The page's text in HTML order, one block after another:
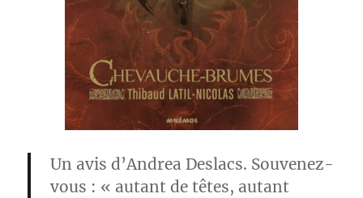
Un avis d’Andrea Deslacs. Souvenez-
vous : « autant de têtes, autant